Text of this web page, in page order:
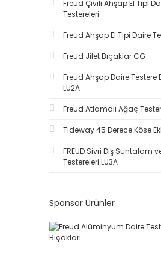
300x35x3-HSS (1)
30x12x1,5x14 z2-
400x30x3-TCT (1)
400x35x3 (1)
400x35x3-%18W-HSS (1)
400x35x3-Carbon (1)
400x35x3-TCT (1)
500x30x3-HSS (1)
500x35x3-%18W-HSS (1)
500x35x3-Carbon (1)
500x35x3-TCT (1)
Freud Çivili Ahşap El Tipi
Testereleri
Freud Ahşap El Tipi Daire
Freud Jilet Bıçaklar CG
Freud Ahşap Daire Testere
LU2A
Freud Atlamalı Ağaç
Tıdeway 45 Derece Köse
FREUD Sivri Diş Suntalam
Testereleri LU3A
Sponsor Ürünler